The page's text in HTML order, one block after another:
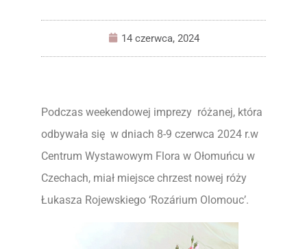
14 czerwca, 2024
Podczas weekendowej imprezy różanej, która
odbywała się w dniach 8-9 czerwca 2024 r.w
Centrum Wystawowym Flora w Ołomuńcu w
Czechach, miał miejsce chrzest nowej róży
Łukasza Rojewskiego ‘Rozárium Olomouc’.